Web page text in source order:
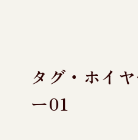
タグ・ホイ
ー01